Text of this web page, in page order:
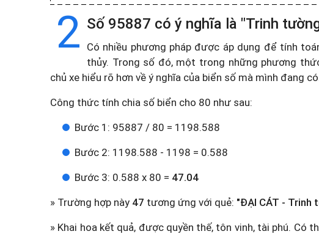
2 Số 95887 có ý nghĩa là "Trinh
Có nhiều phương pháp được áp dụng để tính
thủy. Trong số đó, một trong những phương
chủ xe hiểu rõ hơn về ý nghĩa của biển số mà mình đang
Công thức tính chia số biển cho 80 như sau:
Bước 1: 95887 / 80 = 1198.588
Bước 2: 1198.588 - 1198 = 0.588
Bước 3: 0.588 x 80 = 47.04
» Trường hợp này 47 tương ứng với quẻ: "ĐẠI CÁT - Trinh
» Khai hoa kết quả, được quyền thế, tôn vinh, tài phú. Có